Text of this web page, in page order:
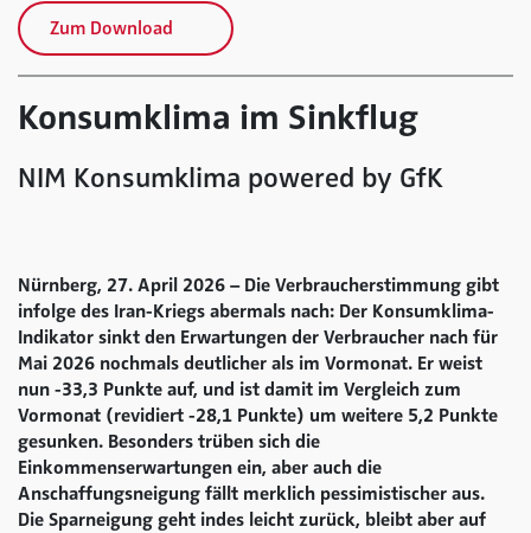
Zum Download
Konsumklima im Sinkflug
NIM Konsumklima powered by GfK
Nürnberg, 27. April 2026 – Die Verbraucherstimmung gibt
infolge des Iran-Kriegs abermals nach: Der Konsumklima-
Indikator sinkt den Erwartungen der Verbraucher nach für
Mai 2026 nochmals deutlicher als im Vormonat. Er weist
nun -33,3 Punkte auf, und ist damit im Vergleich zum
Vormonat (revidiert -28,1 Punkte) um weitere 5,2 Punkte
gesunken. Besonders trüben sich die
Einkommenserwartungen ein, aber auch die
Anschaffungsneigung fällt merklich pessimistischer aus.
Die Sparneigung geht indes leicht zurück, bleibt aber auf